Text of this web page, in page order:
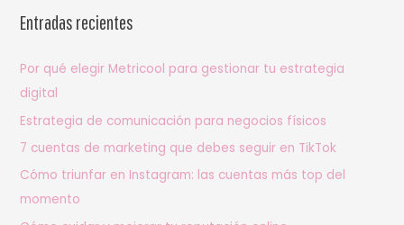
c
r
p
o
r
:
Entradas recientes
Por qué elegir Metricool para gestionar tu estrategia
digital
Estrategia de comunicación para negocios físicos
7 cuentas de marketing que debes seguir en TikTok
Cómo triunfar en Instagram: las cuentas más top del
momento